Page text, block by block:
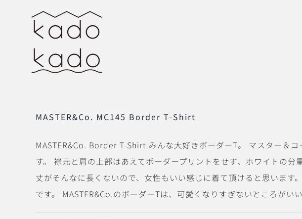
MASTER&Co. MC145 Border T-Shirt
MASTER&Co. Border T-Shirt みんな大好きボーダーT。 マスター＆
す。 襟元と肩の上部はあえてボーダープリントをせず、ホワイトの
丈がそんなに長くないので、女性もいい感じに着て頂けると思いま
です。 MASTER&Co.のボーダーTは、可愛くなりすぎないとこ